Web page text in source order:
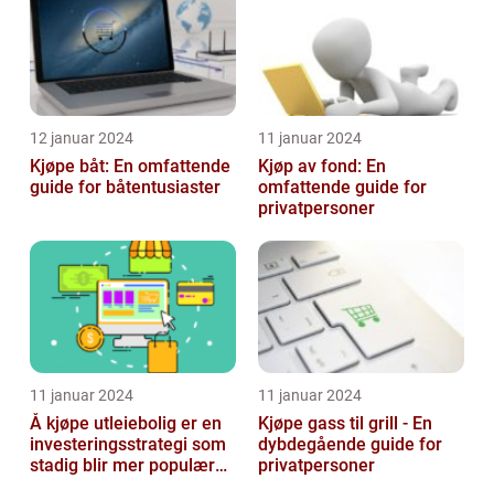
12 januar 2024
Kjøpe båt: En omfattende
guide for båtentusiaster
11 januar 2024
Kjøp av fond: En
omfattende guide for
privatpersoner
11 januar 2024
Å kjøpe utleiebolig er en
investeringsstrategi som
stadig blir mer populær
11 januar 2024
Kjøpe gass til grill - En
dybdegående guide for
privatpersoner